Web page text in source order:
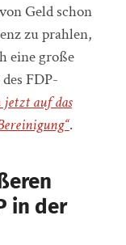
Geld schon
zu prahlen,
eine große
FDP-
auf das
.
in der